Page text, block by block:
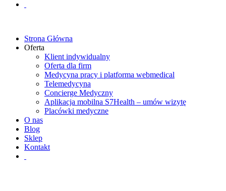
Strona Główna
Oferta
Klient indywidualny
Oferta dla firm
Medycyna pracy i platforma webmedical
Telemedycyna
Concierge Medyczny
Aplikacja mobilna S7Health – umów wizytę
Placówki medyczne
O nas
Blog
Sklep
Kontakt